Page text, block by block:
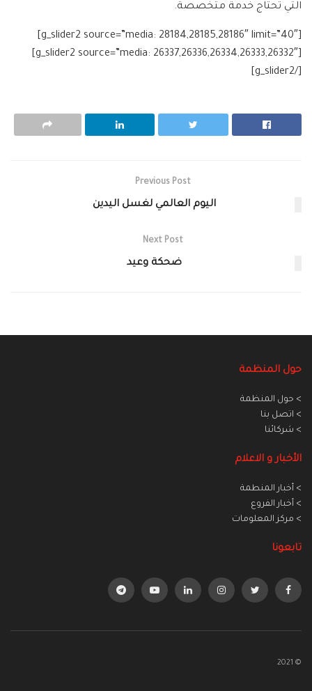
التي تحتاج خدمة متخصصة.
[g_slider2 source=”media: 28184,28185,28186″ limit=”40″]
[g_slider2 source=”media: 26337,26336,26334,26333,26332″]
[/g_slider2]
Previous Post
اليوم العالمي لغسل اليدين
Next Post
ضحكة وعيد
حول المنظمة
> حول المنظمة
> اتصل بنا
> شركائنا
الأخبار و الاعلام
> أخبار المنطمة
> أخبار الفروع
> مركز المعلومات
تابعونا
© 2021